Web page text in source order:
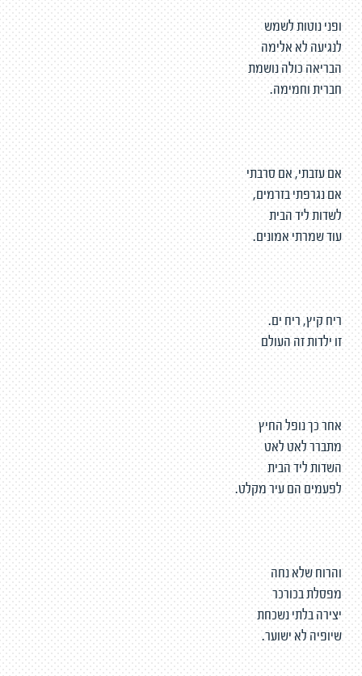
ופני נוטות לשמש
לנגיעה לא אלימה
הבריאה כולה נושמת
חברית וחמימה.
אם עזבתי, אם סרבתי
אם נגרפתי בזרמים,
לשדות ליד הבית
עוד שמרתי אמונים.
ריח קיץ, ריח ים.
זו ילדות זה העולם
אחר כך נופל החיץ
מתברר לאט לאט
השדות ליד הבית
לפעמים הם עיר מקלט.
והרוח שלא נחה
מפסלת בכורכר
יצירה בלתי נשכחת
שיופיה לא ישוער.